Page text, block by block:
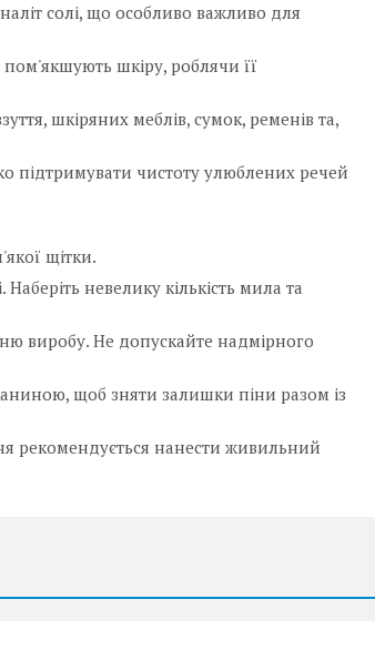
солі, що особливо важливо для
шкіру, роблячи її
шкіряних меблів, сумок, ременів та,
підтримувати чистоту улюблених речей
щітки.
Наберіть невелику кількість мила та
виробу. Не допускайте надмірного
щоб зняти залишки піни разом із
рекомендується нанести живильний